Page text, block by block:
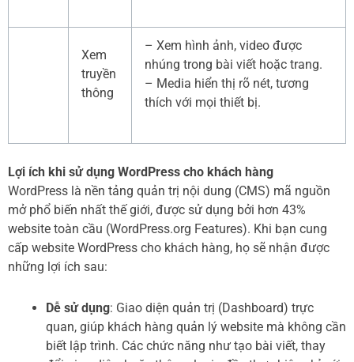
Xem
truyền
thông
– Xem hình ảnh, video được
nhúng trong bài viết hoặc trang.
– Media hiển thị rõ nét, tương
thích với mọi thiết bị.
Lợi ích khi sử dụng WordPress cho khách hàng
WordPress là nền tảng quản trị nội dung (CMS) mã nguồn
mở phổ biến nhất thế giới, được sử dụng bởi hơn 43%
website toàn cầu (WordPress.org Features). Khi bạn cung
cấp website WordPress cho khách hàng, họ sẽ nhận được
những lợi ích sau:
Dễ sử dụng: Giao diện quản trị (Dashboard) trực
quan, giúp khách hàng quản lý website mà không cần
biết lập trình. Các chức năng như tạo bài viết, thay